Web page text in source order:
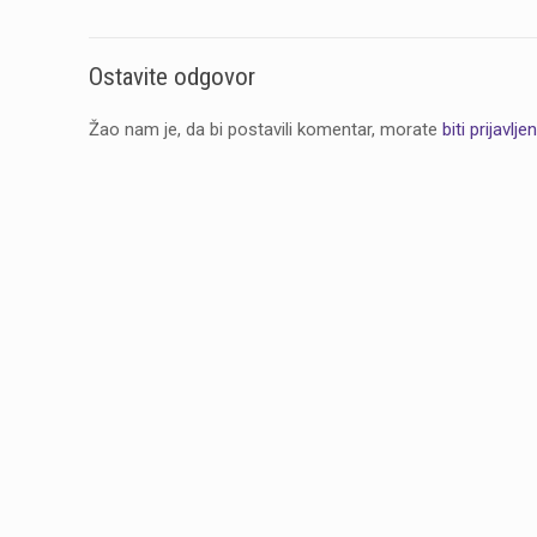
Ostavite odgovor
Žao nam je, da bi postavili komentar, morate biti